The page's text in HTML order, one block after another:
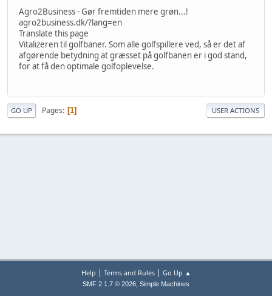
Agro2Business - Gør fremtiden mere grøn...!
agro2business.dk/?lang=en
Translate this page
Vitalizeren til golfbaner. Som alle golfspillere ved, så er det af
afgørende betydning at græsset på golfbanen er i god stand,
for at få den optimale golfoplevelse.
GO UP Pages 1 USER ACTIONS
Help | Terms and Rules| Go Up ▲
SMF 2.1.7 © 2026, Simple Machines